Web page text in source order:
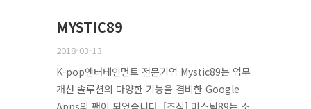
MYSTIC89
2018-03-13
K-pop엔터테인먼트 전문기업 Mystic89는 업무
개선 솔루션의 다양한 기능을 겸비한 Google